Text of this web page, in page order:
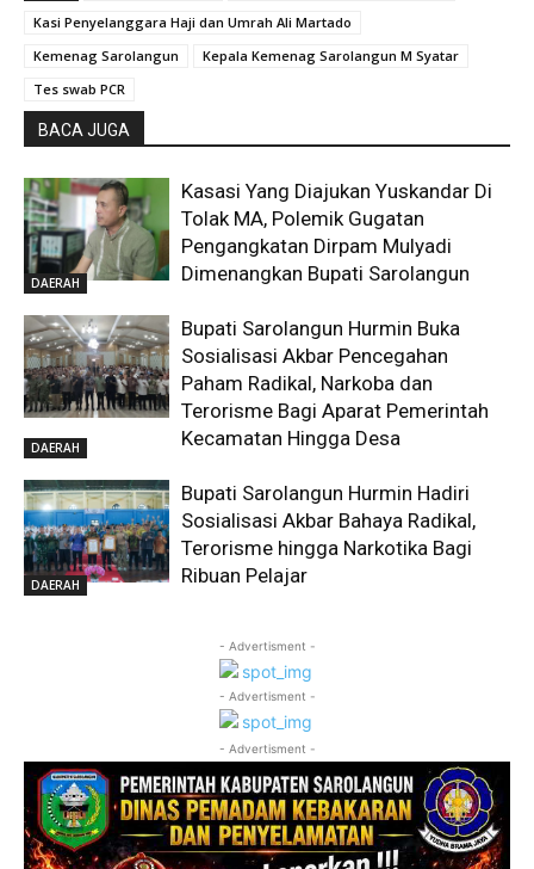
Kasi Penyelanggara Haji dan Umrah Ali Martado
Kemenag Sarolangun
Kepala Kemenag Sarolangun M Syatar
Tes swab PCR
BACA JUGA
DAERAH
Kasasi Yang Diajukan Yuskandar Di
Tolak MA, Polemik Gugatan
Pengangkatan Dirpam Mulyadi
Dimenangkan Bupati Sarolangun
DAERAH
Bupati Sarolangun Hurmin Buka
Sosialisasi Akbar Pencegahan
Paham Radikal, Narkoba dan
Terorisme Bagi Aparat Pemerintah
Kecamatan Hingga Desa
DAERAH
Bupati Sarolangun Hurmin Hadiri
Sosialisasi Akbar Bahaya Radikal,
Terorisme hingga Narkotika Bagi
Ribuan Pelajar
- Advertisment -
- Advertisment -
- Advertisment -